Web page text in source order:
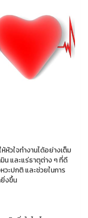
ใจทำงานได้อย่างเต็ม
น และแร่ธาตุต่าง ๆ ที่ดี
วะปกติ และช่วยในการ
งขึ้น